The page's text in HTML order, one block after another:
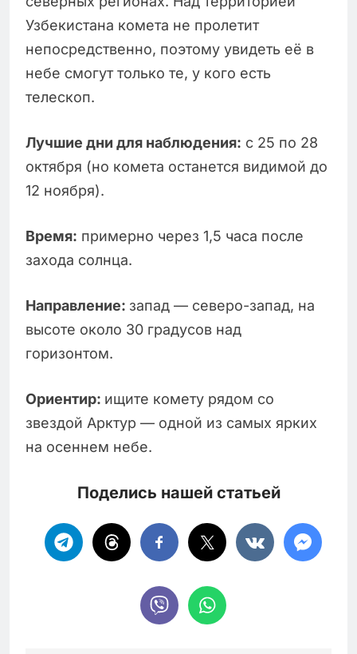
Узбекистана комета не пролетит
непосредственно, поэтому увидеть её в
небе смогут только те, у кого есть
телескоп.
Лучшие дни для наблюдения: с 25 по 28
октября (но комета останется видимой до
12 ноября).
Время: примерно через 1,5 часа после
захода солнца.
Направление: запад — северо-запад, на
высоте около 30 градусов над
горизонтом.
Ориентир: ищите комету рядом со
звездой Арктур — одной из самых ярких
на осеннем небе.
Поделись нашей статьей